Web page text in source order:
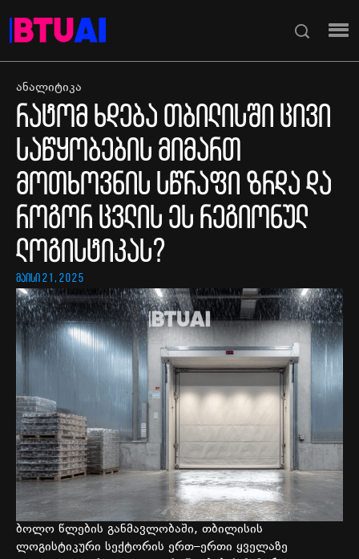
ანალიტიკა
რატომ ხდება თბილისში ცივი
საწყობების მიმართ
მოთხოვნის სწრაფი ზრდა და
როგორ ცვლის ეს რეგიონულ
ლოგისტიკას?
მაისი 21, 2025
ბოლო წლების განმავლობაში, თბილისის
ლოგისტიკური სექტორის ერთ–ერთი ყველაზე